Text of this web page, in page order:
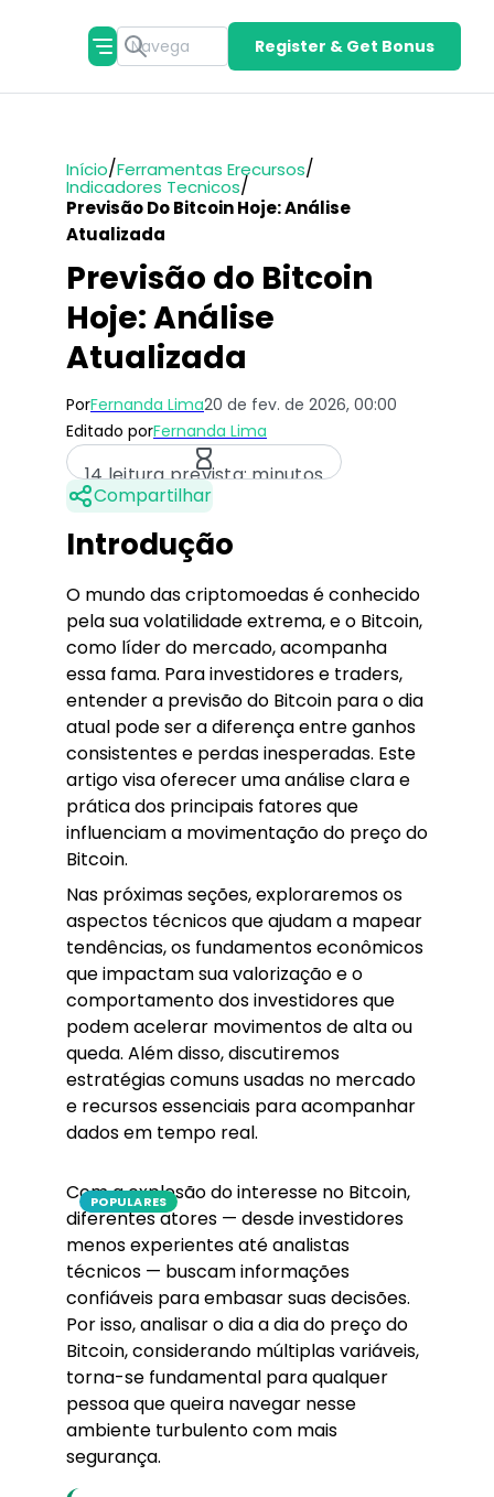
Register & Get Bonus
Início/Ferramentas Erecursos/
Indicadores Tecnicos/
Previsão Do Bitcoin Hoje: Análise
Atualizada
Previsão do Bitcoin
Hoje: Análise
Atualizada
PorFernanda Lima20 de fev. de 2026, 00:00
Editado porFernanda Lima
14 leitura prevista: minutos
Compartilhar
Introdução
O mundo das criptomoedas é conhecido
pela sua volatilidade extrema, e o Bitcoin,
como líder do mercado, acompanha
essa fama. Para investidores e traders,
entender a previsão do Bitcoin para o dia
atual pode ser a diferença entre ganhos
consistentes e perdas inesperadas. Este
artigo visa oferecer uma análise clara e
prática dos principais fatores que
influenciam a movimentação do preço do
Bitcoin.
Nas próximas seções, exploraremos os
aspectos técnicos que ajudam a mapear
tendências, os fundamentos econômicos
que impactam sua valorização e o
comportamento dos investidores que
podem acelerar movimentos de alta ou
queda. Além disso, discutiremos
estratégias comuns usadas no mercado
e recursos essenciais para acompanhar
dados em tempo real.
POPULARES
Com a explosão do interesse no Bitcoin,
diferentes atores — desde investidores
menos experientes até analistas
técnicos — buscam informações
confiáveis para embasar suas decisões.
Por isso, analisar o dia a dia do preço do
Bitcoin, considerando múltiplas variáveis,
torna-se fundamental para qualquer
pessoa que queira navegar nesse
ambiente turbulento com mais
segurança.